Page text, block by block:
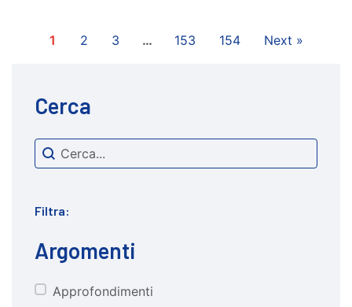
1 2 3 … 153 154 Next »
Cerca
cerca
Search content
Filtra:
Argomenti
CATEGORIE
Approfondimenti